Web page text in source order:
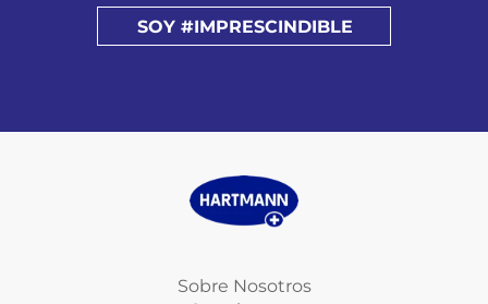
SOY #IMPRESCINDIBLE
Sobre Nosotros